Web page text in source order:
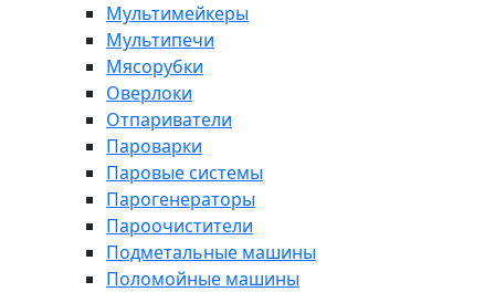
Мультимейкеры
Мультипечи
Мясорубки
Оверлоки
Отпариватели
Пароварки
Паровые системы
Парогенераторы
Пароочистители
Подметальные машины
Поломойные машины